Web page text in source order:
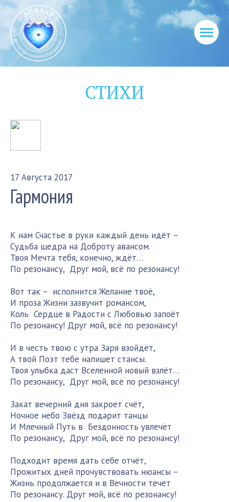
СТИХИ
17 Августа 2017
Гармония
К нам Счастье в руки каждый день идёт –
Судьба щедра на Доброту авансом.
Твоя Мечта тебя, конечно, ждёт…
По резонансу, Друг мой, всё по резонансу!
Вот так – исполнится Желание твоё,
И проза Жизни зазвучит романсом,
Коль Сердце в Радости с Любовью запоёт
По резонансу! Друг мой, всё по резонансу!
И в честь твою с утра Заря взойдёт,
А твой Поэт тебе напишет стансы.
Твоя улыбка даст Вселенной новый взлёт…
По резонансу, Друг мой, всё по резонансу!
Закат вечерний дня закроет счёт,
Ночное небо Звёзд подарит танцы
И Млечный Путь в Бездонность увлечёт
По резонансу, Друг мой, всё по резонансу!
Подходит время дать себе отчёт,
Прожитых дней прочувствовать нюансы –
Жизнь продолжается и в Вечности течёт
По резонансу. Друг мой, всё по резонансу!